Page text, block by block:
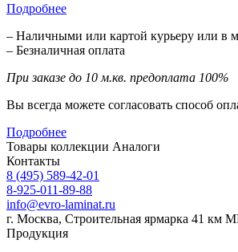
Подробнее
– Наличными или картой курьеру или в
– Безналичная оплата
При заказе до 10 м.кв. предоплата 100%
Вы всегда можете согласовать способ
Подробнее
Товары коллекции Аналоги
Контакты
8 (495) 589-42-01
8-925-011-89-88
info@evro-laminat.ru
г. Москва, Строительная ярмарка 41 км
Продукция